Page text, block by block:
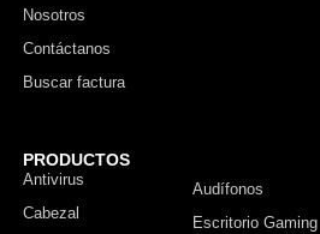
Nosotros
Contáctanos
Buscar factura
PRODUCTOS
Antivirus
Cabezal
Audífonos
Escritorio Gaming